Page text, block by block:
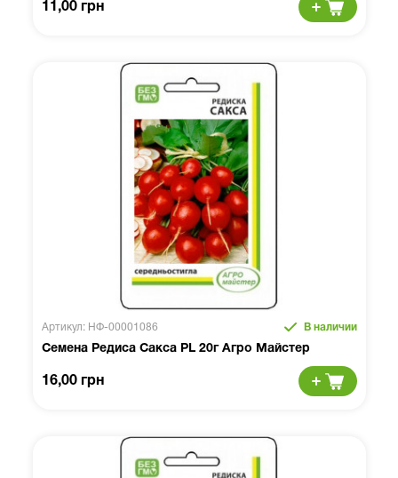
11,00 грн
Артикул: НФ-00001086 В наличии
Семена Редиса Сакса PL 20г Агро Майстер
16,00 грн